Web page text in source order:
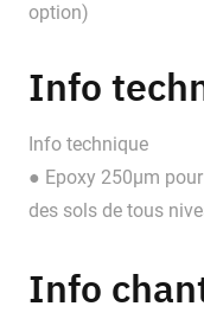
option)
Info
Info technique
● Epoxy 250µm
des sols de tous
Info